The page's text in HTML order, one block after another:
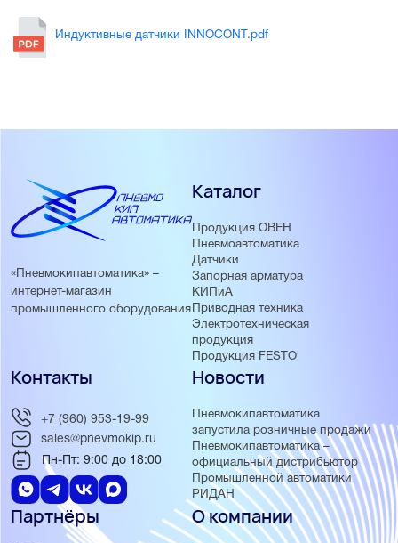
Преимущества
Бесконтактное обнаружение металлических объектов
Индуктивные датчики INNOCONT.pdf
«Пневмокипавтоматика» –
интернет-магазин
промышленного оборудования
Каталог
Продукция ОВЕН
Пневмоавтоматика
Датчики
Запорная арматура
КИПиА
Приводная техника
Электротехническая
продукция
Продукция FESTO
Новости
Пневмокипавтоматика
запустила розничные продажи
Пневмокипавтоматика –
официальный дистрибьютор
Промышленной автоматики
РИДАН
Партнёры О компании
Контакты
+7 (960) 953-19-99
sales@pnevmokip.ru
Пн-Пт: 9:00 до 18:00